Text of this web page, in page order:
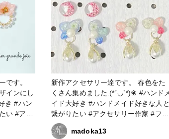
です。
インにし
い #アク
セサリー
#レジン
新作アクセサリー達です。 春色をた
くさん集めました.(*´◡`*)❀ #ハンドメ
イド大好き #ハンドメイド好きな人と
繋がりたい #アクセサリー作家 #フラ
ワーアクセサリー #フラワーアクセサ
リー作家 #レジン大好き #レジン好き
madoka13